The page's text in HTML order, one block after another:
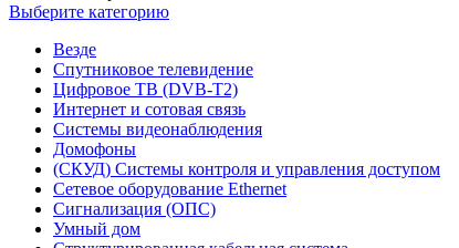
Выберите категорию
Везде
Спутниковое телевидение
Цифровое ТВ (DVB-T2)
Интернет и сотовая связь
Системы видеонаблюдения
Домофоны
(СКУД) Системы контроля и управления доступом
Сетевое оборудование Ethernet
Сигнализация (ОПС)
Умный дом